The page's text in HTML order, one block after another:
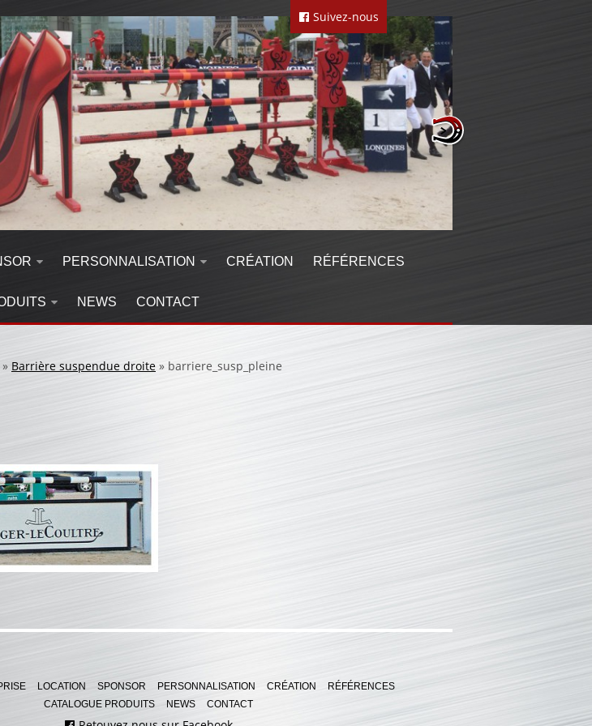
Suivez-nous
PERSONNALISATION CRÉATION RÉFÉRENCES
NEWS CONTACT
» Barrière suspendue droite » barriere_susp_pleine
LOCATION SPONSOR PERSONNALISATION CRÉATION
RÉFÉRENCES
CATALOGUE PRODUITS
NEWS CONTACT